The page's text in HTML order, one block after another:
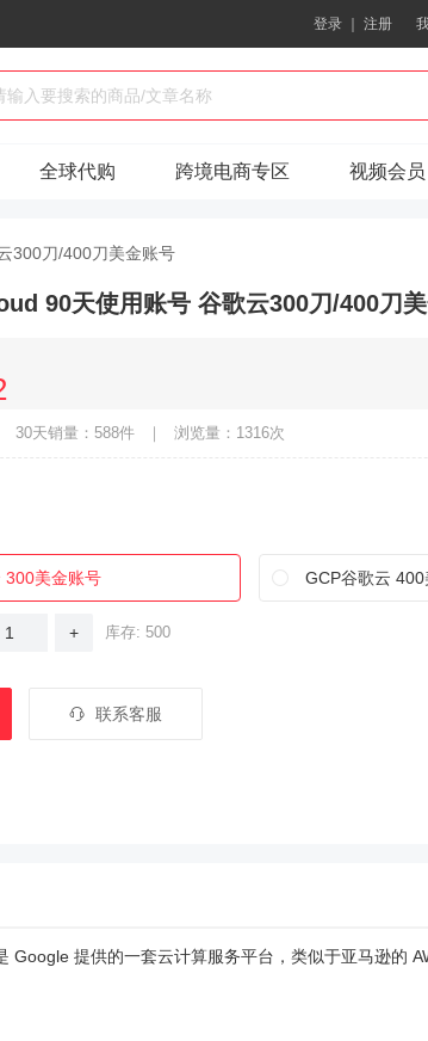
登录 ｜ 注册
全球代购 跨境电商专区 视频会员
300刀/400刀美金账号
90天使用账号 谷歌云300刀/400刀
30天销量：588件 浏览量：1316次
300美金账号 GCP谷歌云
+ 库存: 500
联系客服
提供的一套云计算服务平台，类似于亚马逊的